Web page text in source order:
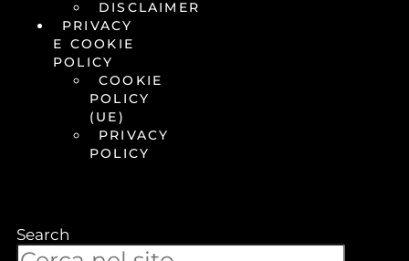
DISCLAIMER
PRIVACY
E COOKIE
POLICY
COOKIE
POLICY
(UE)
PRIVACY
POLICY
Search